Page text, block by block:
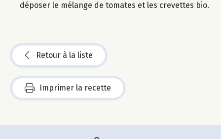
déposer le mélange de tomates et les crevettes bio.
Retour à la liste
Imprimer la recette